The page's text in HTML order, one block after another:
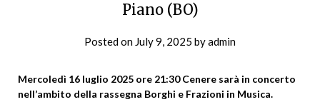
Piano (BO)
Posted on July 9, 2025 byadmin
Mercoledì 16 luglio 2025 ore 21:30 Cenere sarà in concerto
nell’ambito della rassegna Borghi e Frazioni in Musica.